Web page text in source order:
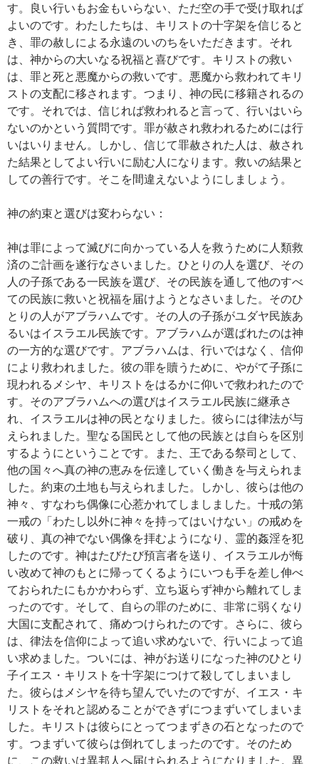
す。良い行いもお金もいらない、ただ空の手で受け取れば
よいのです。わたしたちは、キリストの十字架を信じると
き、罪の赦しによる永遠のいのちをいただきます。それ
は、神からの大いなる祝福と喜びです。キリストの救い
は、罪と死と悪魔からの救いです。悪魔から救われてキリ
ストの支配に移されます。つまり、神の民に移籍されるの
です。それでは、信じれば救われると言って、行いはいら
ないのかという質問です。罪が赦され救われるためには行
いはいりません。しかし、信じて罪赦された人は、赦され
た結果としてよい行いに励む人になります。救いの結果と
しての善行です。そこを間違えないようにしましょう。
神の約束と選びは変わらない：
神は罪によって滅びに向かっている人を救うために人類救
済のご計画を遂行なさいました。ひとりの人を選び、その
人の子孫である一民族を選び、その民族を通して他のすべ
ての民族に救いと祝福を届けようとなさいました。そのひ
とりの人がアブラハムです。その人の子孫がユダヤ民族あ
るいはイスラエル民族です。アブラハムが選ばれたのは神
の一方的な選びです。アブラハムは、行いではなく、信仰
により救われました。彼の罪を贖うために、やがて子孫に
現われるメシヤ、キリストをはるかに仰いで救われたので
す。そのアブラハムへの選びはイスラエル民族に継承さ
れ、イスラエルは神の民となりました。彼らには律法が与
えられました。聖なる国民として他の民族とは自らを区別
するようにということです。また、王である祭司として、
他の国々へ真の神の恵みを伝達していく働きを与えられま
した。約束の土地も与えられました。しかし、彼らは他の
神々、すなわち偶像に心惹かれてしましました。十戒の第
一戒の「わたし以外に神々を持ってはいけない」の戒めを
破り、真の神でない偶像を拝むようになり、霊的姦淫を犯
したのです。神はたびたび預言者を送り、イスラエルが悔
い改めて神のもとに帰ってくるようにいつも手を差し伸べ
ておられたにもかかわらず、立ち返らず神から離れてしま
ったのです。そして、自らの罪のために、非常に弱くなり
大国に支配されて、痛めつけられたのです。さらに、彼ら
は、律法を信仰によって追い求めないで、行いによって追
い求めました。ついには、神がお送りになった神のひとり
子イエス・キリストを十字架につけて殺してしまいまし
た。彼らはメシヤを待ち望んでいたのですが、イエス・キ
リストをそれと認めることができずにつまずいてしまいま
した。キリストは彼らにとってつまずきの石となったので
す。つまずいて彼らは倒れてしまったのです。そのため
に、この救いは異邦人へ届けられるようになりました。異